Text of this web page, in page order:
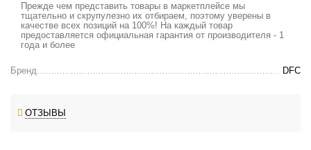
Прежде чем представить товары в маркетплейсе мы
тщательно и скрупулезно их отбираем, поэтому уверены в
качестве всех позиций на 100%! На каждый товар
предоставляется официальная гарантия от производителя - 1
года и более
Бренд DFC
ОТЗЫВЫ